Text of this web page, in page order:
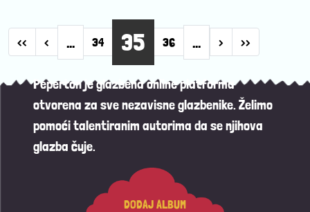
‹‹ First page
‹ Previous page
… 34 35 36 … › Next page
››
Peperton je glazbena online platforma
otvorena za sve nezavisne glazbenike. Želimo
pomoći talentiranim autorima da se njihova
glazba čuje.
DODAJ ALBUM